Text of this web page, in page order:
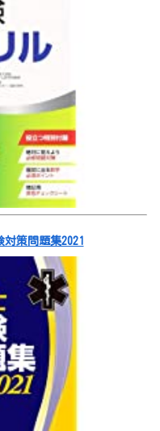
策問題集2021